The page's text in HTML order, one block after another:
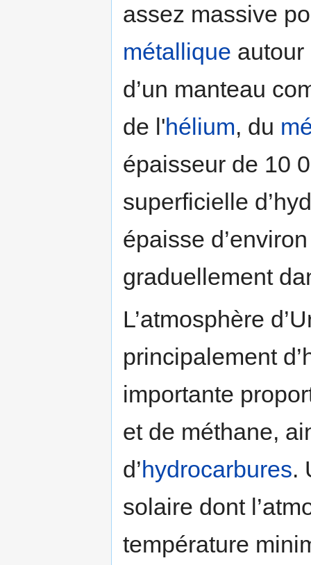
assez massive
métallique autour
d’un manteau
de l'hélium, du
épaisseur de 10
superficielle
épaisse
graduellement
L’atmosphère
principalement
importante
et de méthane,
d’hydrocarbures.
solaire dont
température